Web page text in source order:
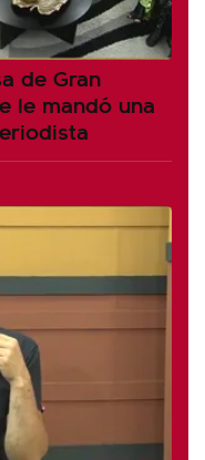
de Gran
le mandó una